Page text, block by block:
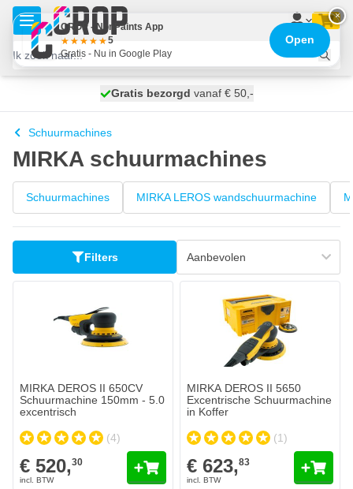
Ga naar de inhoud
morgen bezorgd
Gratis bezorgd vanaf € 50,-
100 dagen
Schuurmachines
MIRKA schuurmachines
Schuurmachines MIRKA LEROS wandschuurmachine
Filters
MIRKA DEROS II 650CV
Schuurmachine 150mm - 5.0
excentrisch
(4)
€ 520,30
MIRKA DEROS II 5650
Excentrische Schuurmachine
in Koffer
(1)
€ 623,83
×
CROP - NonPaints App
5
Gratis - Nu in Google Play
Open